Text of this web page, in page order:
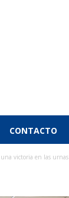
CONTACTO
victoria en las urnas